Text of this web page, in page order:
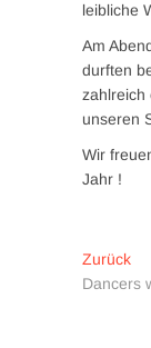
leibliche
Am
durften
zahlreich
unseren
Wir
Jahr !
Zurück
Dancers